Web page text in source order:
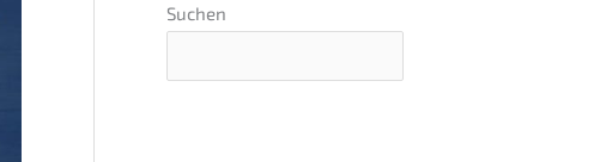
Suchen